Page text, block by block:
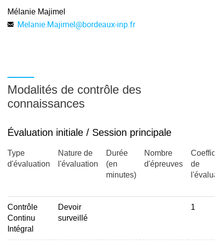
Généralités : liaison dans l'état solide, classification des
cristaux, maille élémentaire, coordinence, compacité,
d'occupation
Mélanie Majimel
Melanie.Majimel@bordeaux-inp.fr
Modalités de contrôle des
connaissances
Évaluation initiale / Session principale
Type
d'évaluation
Nature de
l'évaluation
Durée
(en
minutes)
Nombre
d'épreuves
de
Contrôle
Continu
Intégral
Devoir
surveillé
1